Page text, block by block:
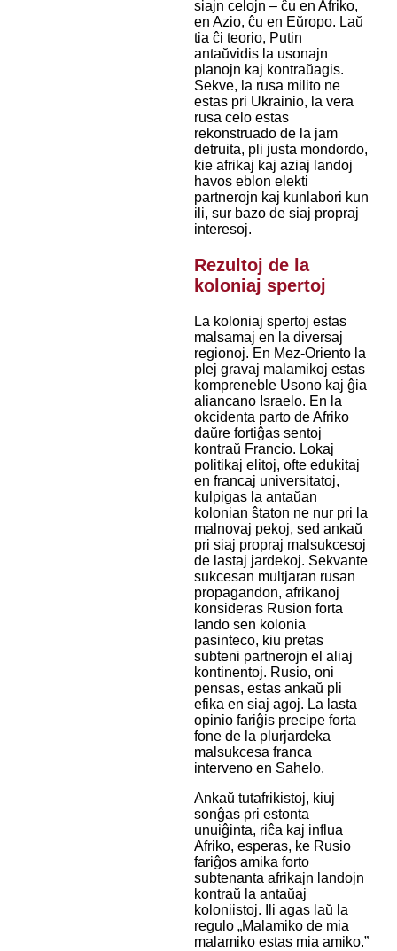
siajn celojn – ĉu en Afriko,
en Azio, ĉu en Eŭropo. Laŭ
tia ĉi teorio, Putin
antaŭvidis la usonajn
planojn kaj kontraŭagis.
Sekve, la rusa milito ne
estas pri Ukrainio, la vera
rusa celo estas
rekonstruado de la jam
detruita, pli justa mondordo,
kie afrikaj kaj aziaj landoj
havos eblon elekti
partnerojn kaj kunlabori kun
ili, sur bazo de siaj propraj
interesoj.
Rezultoj de la
koloniaj spertoj
La koloniaj spertoj estas
malsamaj en la diversaj
regionoj. En Mez-Oriento la
plej gravaj malamikoj estas
kompreneble Usono kaj ĝia
aliancano Israelo. En la
okcidenta parto de Afriko
daŭre fortiĝas sentoj
kontraŭ Francio. Lokaj
politikaj elitoj, ofte edukitaj
en francaj universitatoj,
kulpigas la antaŭan
kolonian ŝtaton ne nur pri la
malnovaj pekoj, sed ankaŭ
pri siaj propraj malsukcesoj
de lastaj jardekoj. Sekvante
sukcesan multjaran rusan
propagandon, afrikanoj
konsideras Rusion forta
lando sen kolonia
pasinteco, kiu pretas
subteni partnerojn el aliaj
kontinentoj. Rusio, oni
pensas, estas ankaŭ pli
efika en siaj agoj. La lasta
opinio fariĝis precipe forta
fone de la plurjardeka
malsukcesa franca
interveno en Sahelo.
Ankaŭ tutafrikistoj, kiuj
sonĝas pri estonta
unuiĝinta, riĉa kaj influa
Afriko, esperas, ke Rusio
fariĝos amika forto
subtenanta afrikajn landojn
kontraŭ la antaŭaj
koloniistoj. Ili agas laŭ la
regulo „Malamiko de mia
malamiko estas mia amiko.”